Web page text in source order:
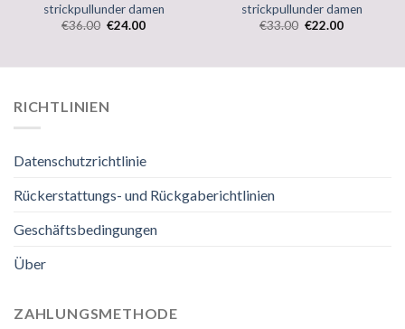
strickpullunder damen
€36.00 €24.00
strickpullunder damen
€33.00 €22.00
RICHTLINIEN
Datenschutzrichtlinie
Rückerstattungs- und Rückgaberichtlinien
Geschäftsbedingungen
Über
ZAHLUNGSMETHODE